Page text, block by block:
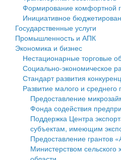
Государственные услуги
Промышленность и АПК
Экономика и бизнес
Символика
Устав
Гостям округа
Туризм
Культура
Образование
Здравоохранение
Социальная защита
муниципального округа
Администрация Кашинского
Тверской области
Управление сельскими
Открытые данные
Работа с обращениями
Муниципальный контроль
Муниципальные услуги
Финансовое управление
Бюджет для граждан
Имущество
Выявление
объектов недвижимости
Имущественная поддержка
среднего
Информационная поддержка
Формирование комфортной
Инициативное
Государственные услуги
Промышленность и АПК
Экономика и бизнес
Нестационарные торговые
Социально-экономическое
Стандарт развития
Развитие малого и среднего
Предоставление
Фонда содействия
Поддержка Центра
субъектам, имеющим
Предоставление грантов
Министерством сельского